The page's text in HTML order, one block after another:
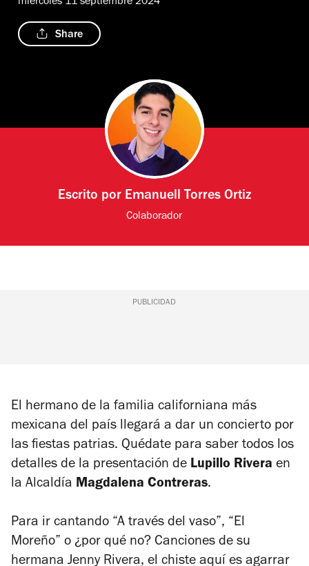
Share
Escrito por Emanuell Torres Ortiz
Colaborador
PUBLICIDAD
El hermano de la familia californiana más
mexicana del país llegará a dar un concierto por
las fiestas patrias. Quédate para saber todos los
detalles de la presentación de Lupillo Rivera en
la Alcaldía Magdalena Contreras.
Para ir cantando “A través del vaso”, “El
Moreño” o ¿por qué no? Canciones de su
hermana Jenny Rivera, el chiste aquí es agarrar